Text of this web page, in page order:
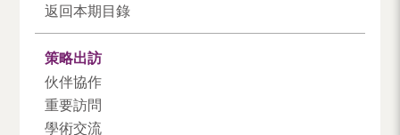
返回本期目錄
策略出訪
伙伴協作
重要訪問
學術交流